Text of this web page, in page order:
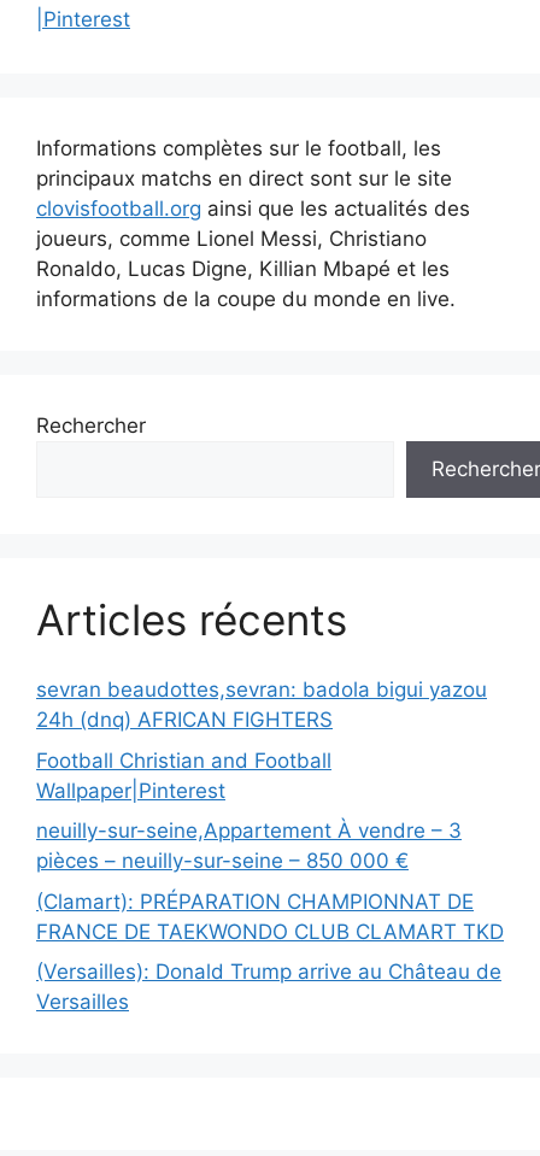
|Pinterest
Informations complètes sur le football, les
principaux matchs en direct sont sur le site
clovisfootball.org ainsi que les actualités des
joueurs, comme Lionel Messi, Christiano
Ronaldo, Lucas Digne, Killian Mbapé et les
informations de la coupe du monde en live.
Rechercher
Rechercher
Articles récents
sevran beaudottes,sevran: badola bigui yazou
24h (dnq) AFRICAN FIGHTERS
Football Christian and Football
Wallpaper|Pinterest
neuilly-sur-seine,Appartement À vendre – 3
pièces – neuilly-sur-seine – 850 000 €
(Clamart): PRÉPARATION CHAMPIONNAT DE
FRANCE DE TAEKWONDO CLUB CLAMART TKD
(Versailles): Donald Trump arrive au Château de
Versailles